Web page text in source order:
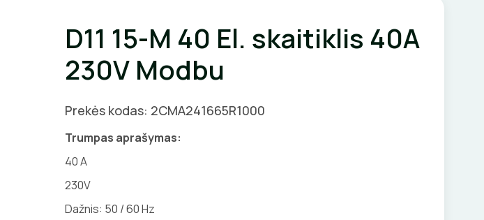
D11 15-M 40 El. skaitiklis 40A
230V Modbu
Prekės kodas: 2CMA241665R1000
Trumpas aprašymas:
40 A
230V
Dažnis: 50 / 60 Hz